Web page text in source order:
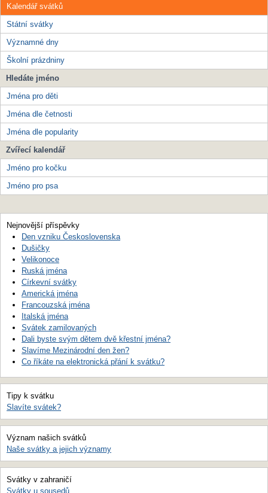
Kalendář svátků
Státní svátky
Významné dny
Školní prázdniny
Hledáte jméno
Jména pro děti
Jména dle četnosti
Jména dle popularity
Zvířecí kalendář
Jméno pro kočku
Jméno pro psa
Nejnovější příspěvky
Den vzniku Československa
Dušičky
Velikonoce
Ruská jména
Církevní svátky
Americká jména
Francouzská jména
Italská jména
Svátek zamilovaných
Dali byste svým dětem dvě křestní jména?
Slavíme Mezinárodní den žen?
Co říkáte na elektronická přání k svátku?
Tipy k svátku
Slavíte svátek?
Význam našich svátků
Naše svátky a jejich významy
Svátky v zahraničí
Svátky u sousedů